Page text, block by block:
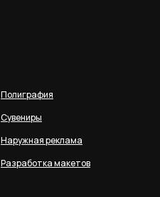
Полиграфия
Сувениры
Наружная реклама
Разработка макетов